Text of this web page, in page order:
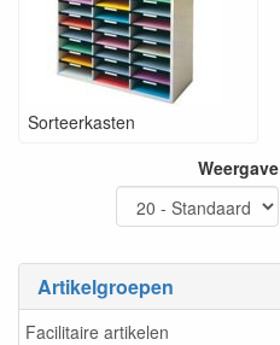
Artikelgroepen
Facilitaire artikelen
Sorteerkasten
Weergave